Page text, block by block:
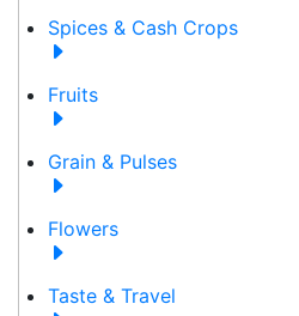
Spices & Cash Crops
Fruits
Grain & Pulses
Flowers
Taste & Travel